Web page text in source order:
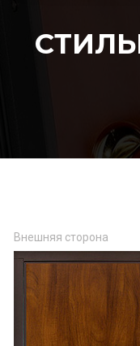
Внешняя сторона